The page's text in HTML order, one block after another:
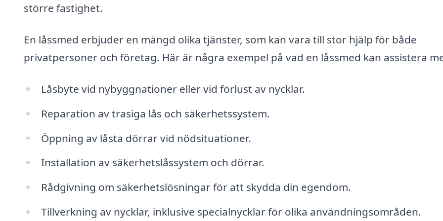
större fastighet.
En låssmed erbjuder en mängd olika tjänster, som kan vara till stor hjälp för både
privatpersoner och företag. Här är några exempel på vad en låssmed kan assistera
Låsbyte vid nybyggnationer eller vid förlust av nycklar.
Reparation av trasiga lås och säkerhetssystem.
Öppning av låsta dörrar vid nödsituationer.
Installation av säkerhetslåssystem och dörrar.
Rådgivning om säkerhetslösningar för att skydda din egendom.
Tillverkning av nycklar, inklusive specialnycklar för olika användningsområden.